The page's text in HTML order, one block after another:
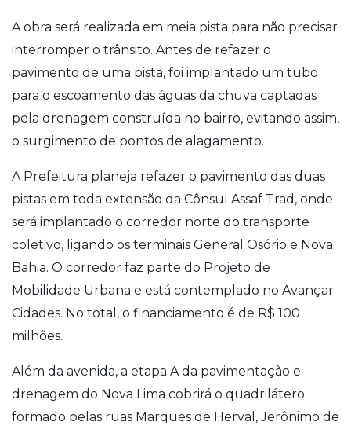
A obra será realizada em meia pista para não precisar
interromper o trânsito. Antes de refazer o
pavimento de uma pista, foi implantado um tubo
para o escoamento das águas da chuva captadas
pela drenagem construída no bairro, evitando assim,
o surgimento de pontos de alagamento.
A Prefeitura planeja refazer o pavimento das duas
pistas em toda extensão da Cônsul Assaf Trad, onde
será implantado o corredor norte do transporte
coletivo, ligando os terminais General Osório e Nova
Bahia. O corredor faz parte do Projeto de
Mobilidade Urbana e está contemplado no Avançar
Cidades. No total, o financiamento é de R$ 100
milhões.
Além da avenida, a etapa A da pavimentação e
drenagem do Nova Lima cobrirá o quadrilátero
formado pelas ruas Marques de Herval, Jerônimo de